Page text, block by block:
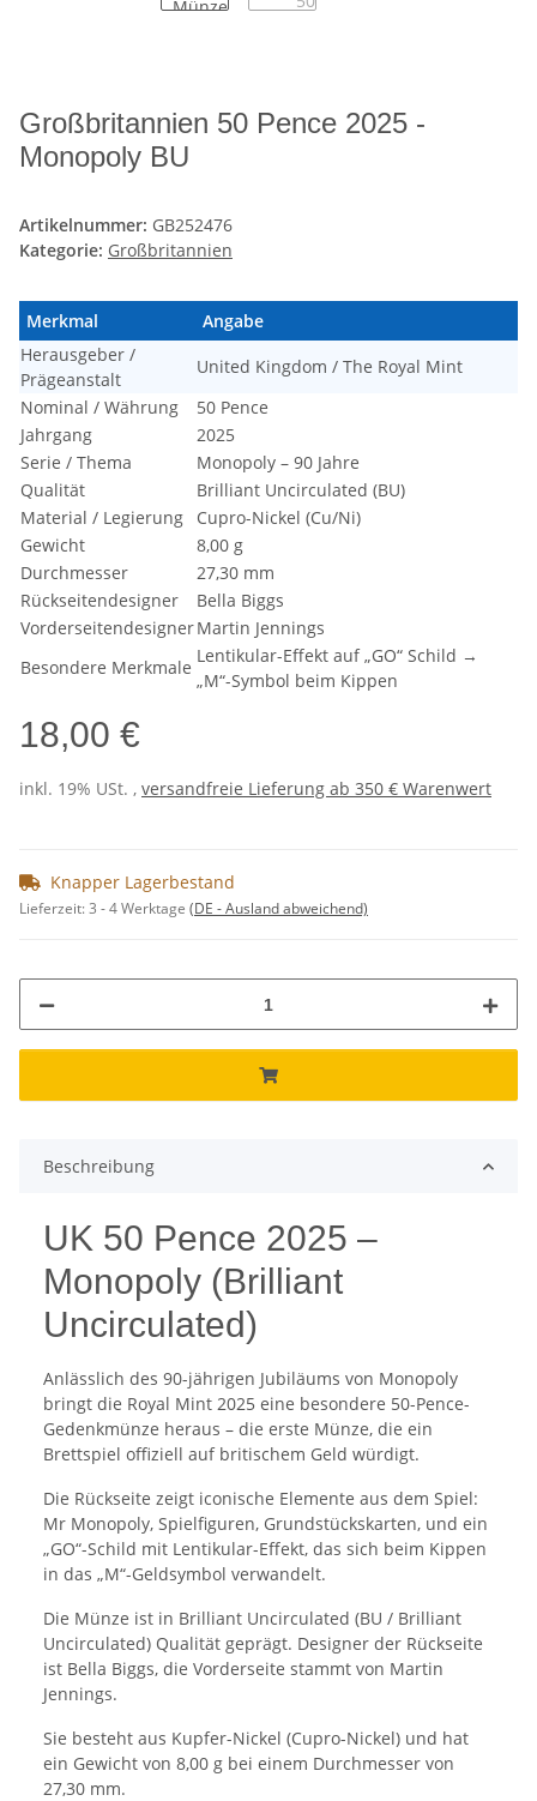
Großbritannien 50 Pence 2025 -
Monopoly BU
Artikelnummer: GB252476
Kategorie: Großbritannien
Merkmal
Angabe
Herausgeber /
Prägeanstalt
United Kingdom / The Royal Mint
Nominal / Währung
50 Pence
Jahrgang
2025
Serie / Thema
Monopoly – 90 Jahre
Qualität
Brilliant Uncirculated (BU)
Material / Legierung
Cupro-Nickel (Cu/Ni)
Gewicht
8,00 g
Durchmesser
27,30 mm
Rückseitendesigner
Bella Biggs
VorderseitendesignerMartin Jennings
Besondere Merkmale
Lentikular-Effekt auf „GO“ Schild →
„M“-Symbol beim Kippen
18,00 €
inkl. 19% USt. , versandfreie Lieferung ab 350 € Warenwert
Knapper Lagerbestand
Lieferzeit:3 - 4 Werktage (DE - Ausland abweichend)
Beschreibung
UK 50 Pence 2025 –
Monopoly (Brilliant
Uncirculated)
Anlässlich des 90-jährigen Jubiläums von Monopoly
bringt die Royal Mint 2025 eine besondere 50-Pence-
Gedenkmünze heraus – die erste Münze, die ein
Brettspiel offiziell auf britischem Geld würdigt.
Die Rückseite zeigt iconische Elemente aus dem Spiel:
Mr Monopoly, Spielfiguren, Grundstückskarten, und ein
„GO“-Schild mit Lentikular-Effekt, das sich beim Kippen
in das „M“-Geldsymbol verwandelt.
Die Münze ist in Brilliant Uncirculated (BU / Brilliant
Uncirculated) Qualität geprägt. Designer der Rückseite
ist Bella Biggs, die Vorderseite stammt von Martin
Jennings.
Sie besteht aus Kupfer-Nickel (Cupro-Nickel) und hat
ein Gewicht von 8,00 g bei einem Durchmesser von
27,30 mm.